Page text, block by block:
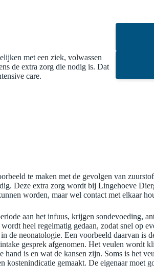
met een ziek, volwassen
de extra zorg die nodig is. Dat
care.
te maken met de gevolgen van
Deze extra zorg wordt bij Lingehoeve
worden, maar wel contact met elkaar
aan het infuus, krijgen sondevoeding,
heel regelmatig gedaan, zodat snel op
neonatologie. Een voorbeeld daarvan is
gesprek afgenomen. Het veulen wordt
is en wat de kansen zijn. Soms is het
gemaakt. De eigenaar moet